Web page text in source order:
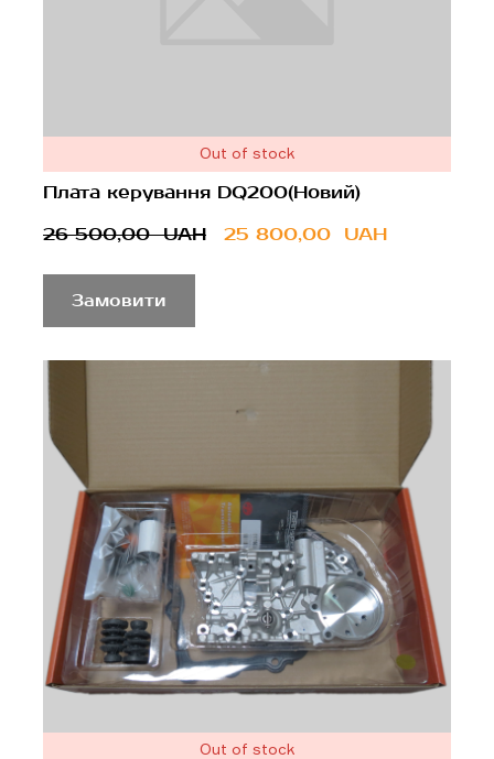
Out of stock
Плата керування DQ200(Новий)
26 500,00  UAH
25 800,00  UAH
Замовити
Out of stock